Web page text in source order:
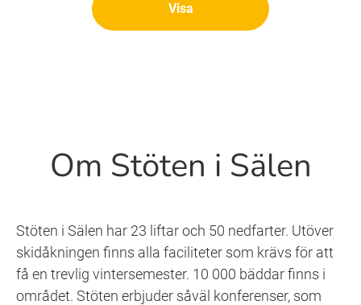
Visa
Om Stöten i Sälen
Stöten i Sälen har 23 liftar och 50 nedfarter. Utöver
skidåkningen finns alla faciliteter som krävs för att
få en trevlig vintersemester. 10 000 bäddar finns i
området. Stöten erbjuder såväl konferenser, som